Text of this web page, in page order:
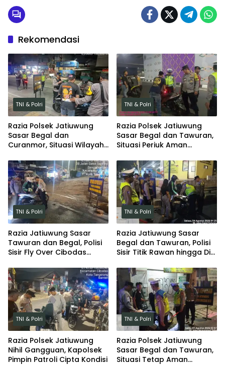
Rekomendasi
TNI & Polri
Razia Polsek Jatiuwung
Sasar Begal dan
Curanmor, Situasi Wilayah
TNI & Polri
Razia Polsek Jatiuwung
Sasar Begal dan Tawuran,
Situasi Periuk Aman
TNI & Polri
Razia Jatiuwung Sasar
Tawuran dan Begal, Polisi
Sisir Fly Over Cibodas
TNI & Polri
Razia Jatiuwung Sasar
Begal dan Tawuran, Polisi
Sisir Titik Rawan hingga Dini
TNI & Polri
Razia Polsek Jatiuwung
Nihil Gangguan, Kapolsek
Pimpin Patroli Cipta Kondisi
TNI & Polri
Razia Polsek Jatiuwung
Sasar Begal dan Tawuran,
Situasi Tetap Aman